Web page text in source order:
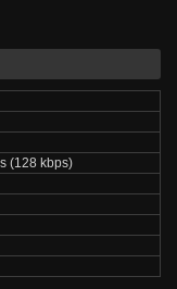
(128 kbps)